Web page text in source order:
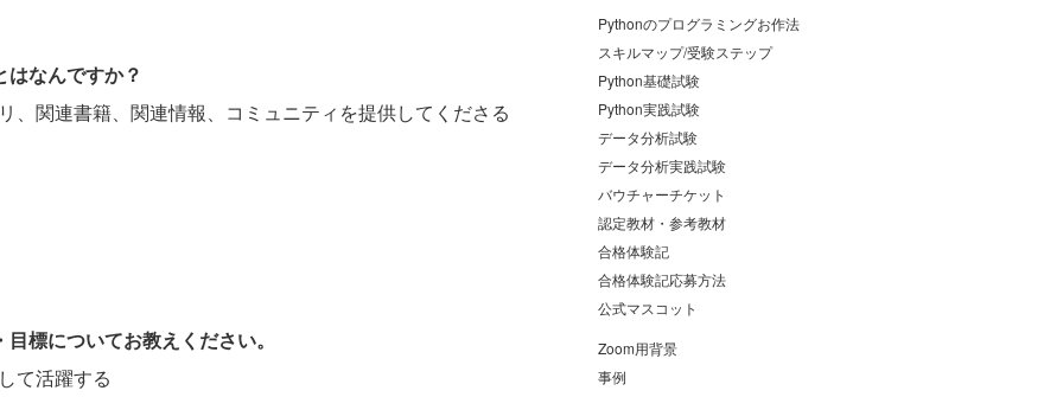
なんですか？
、関連書籍、関連情報、コミュニティを提供してくださる
標についてお教えください。
て活躍する
Pythonのプログラミングお作法
スキルマップ/受験ステップ
Python基礎試験
Python実践試験
データ分析試験
データ分析実践試験
バウチャーチケット
認定教材・参考教材
合格体験記
合格体験記応募方法
公式マスコット
Zoom用背景
事例